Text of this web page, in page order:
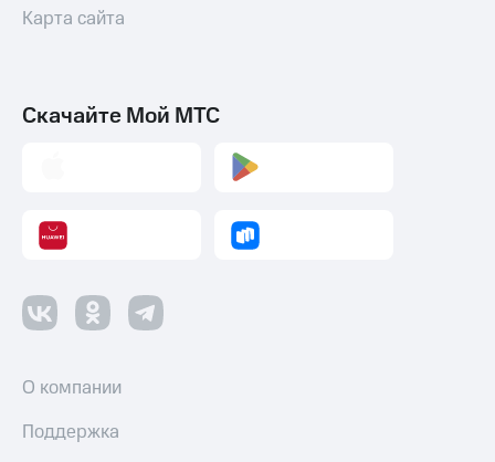
Карта сайта
Скачайте Мой МТС
О компании
Поддержка